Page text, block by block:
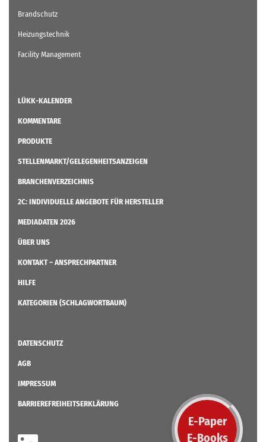
Brandschutz
Heizungstechnik
Facility Management
LÜKK-KALENDER
KOMMENTARE
PRODUKTE
STELLENMARKT/GELEGENHEITSANZEIGEN
BRANCHENVERZEICHNIS
2C: INDIVIDUELLE ANGEBOTE FÜR HERSTELLER
MEDIADATEN 2026
ÜBER UNS
KONTAKT – ANSPRECHPARTNER
HILFE
KATEGORIEN (SCHLAGWORTBAUM)
DATENSCHUTZ
AGB
IMPRESSUM
BARRIEREFREIHEITSERKLÄRUNG
E-Paper
E-Books